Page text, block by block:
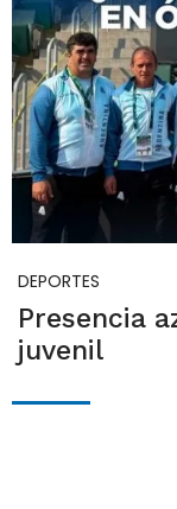
DEPORTES
Presencia
juvenil